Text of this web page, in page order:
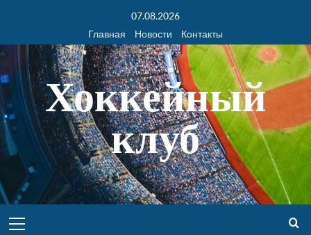
07.08.2026
Главная
Новости Контакты
Хоккейный
клуб